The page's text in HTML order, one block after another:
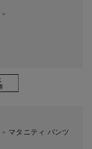
＞
＞ マタニティ パンツ